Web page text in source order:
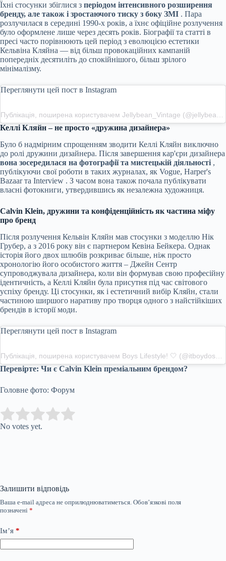
Їхні стосунки збіглися з періодом інтенсивного розширення
бренду, але також і зростаючого тиску з боку ЗМІ . Пара
розлучилася в середині 1990-х років, а їхнє офіційне розлучення
було оформлене лише через десять років. Біографії та статті в
пресі часто порівнюють цей період з еволюцією естетики
Кельвіна Кляйна — від більш провокаційних кампаній
попередніх десятиліть до спокійнішого, більш зрілого
мінімалізму.
Переглянути цей пост в Instagram
Келлі Кляйн – не просто «дружина дизайнера»
Було б надмірним спрощенням зводити Келлі Кляйн виключно
до ролі дружини дизайнера. Після завершення кар'єри дизайнера
вона зосередилася на фотографії та мистецькій діяльності ,
публікуючи свої роботи в таких журналах, як Vogue, Harper's
Bazaar та Interview . З часом вона також почала публікувати
власні фотокниги, утвердившись як незалежна художниця.
Calvin Klein, дружини та конфіденційність як частина міфу
про бренд
Після розлучення Кельвін Кляйн мав стосунки з моделлю Нік
Грубер, а з 2016 року він є партнером Кевіна Бейкера. Однак
історія його двох шлюбів розкриває більше, ніж просто
хронологію його особистого життя – Джейн Сентр
супроводжувала дизайнера, коли він формував свою професійну
ідентичність, а Келлі Кляйн була присутня під час світового
успіху бренду. Ці стосунки, як і естетичний вибір Кляйн, стали
частиною ширшого наративу про творця одного з найстійкіших
брендів в історії моди.
Переглянути цей пост в Instagram
Перевірте: Чи є Calvin Klein преміальним брендом?
Головне фото: Форум
Rate this item:
No votes yet.
Залишити відповідь
Ваша e-mail адреса не оприлюднюватиметься. Обов’язкові поля
позначені *
Ім’я *